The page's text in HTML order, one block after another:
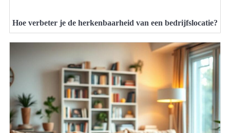
Hoe verbeter je de herkenbaarheid van een bedrijfslocatie?